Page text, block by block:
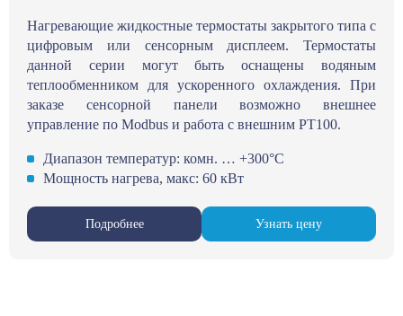
Нагревающие жидкостные термостаты закрытого типа с
цифровым или сенсорным дисплеем. Термостаты
данной серии могут быть оснащены водяным
теплообменником для ускоренного охлаждения. При
заказе сенсорной панели возможно внешнее
управление по Modbus и работа с внешним РТ100.
Диапазон температур: комн. … +300°С
Мощность нагрева, макс: 60 кВт
Подробнее Узнать цену